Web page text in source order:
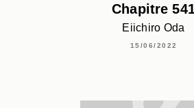
Chapitre
Eiichiro Oda
15/06/2022